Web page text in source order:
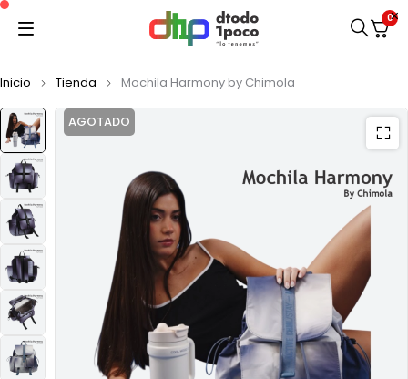
0
Inicio Tienda Mochila Harmony by Chimola
AGOTADO